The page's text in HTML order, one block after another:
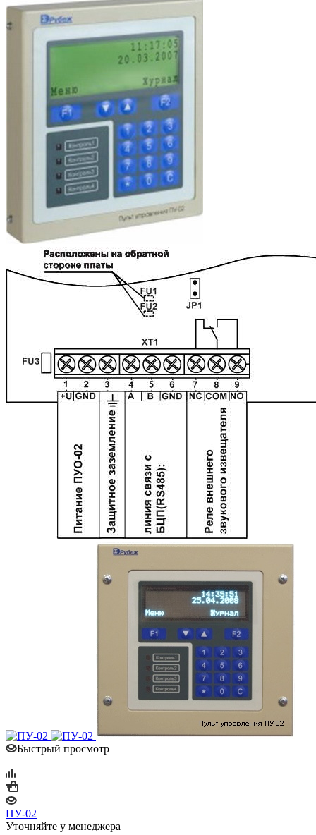
Быстрый просмотр
ПУ-02
Уточняйте у менеджера